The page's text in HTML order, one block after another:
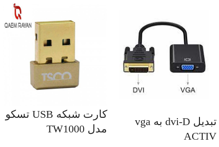
تبدیل dvi-D به vga
ACTIV
کارت شبکه USB تسکو
مدل TW1000